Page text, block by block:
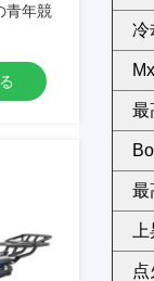
青年競
冷
最
最
点